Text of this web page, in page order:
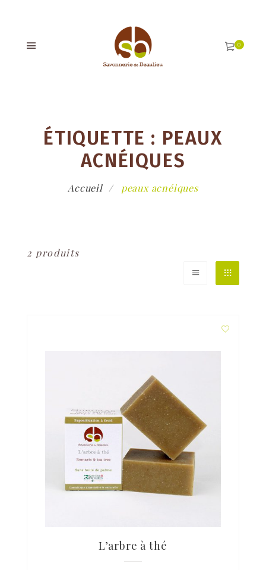
ÉTIQUETTE : PEAUX
ACNÉIQUES
Accueil peaux acnéiques
2 produits
L’arbre à thé